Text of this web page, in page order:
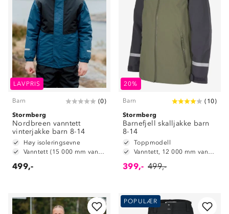
LAVPRIS
Barn (0)
Stormberg
Nordbreen vanntett
vinterjakke barn 8-14
Høy isoleringsevne
Vanntett (15 000 mm vannsøyle)
499,-
20%
Barn ( 10)
Stormberg
Barnefjell skalljakke barn
8-14
Toppmodell
Vanntett, 12 000 mm vannsøyle
399,- 499,-
POPULÆR